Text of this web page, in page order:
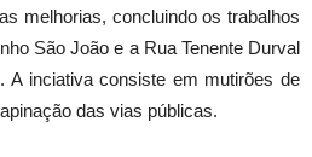
melhorias, concluindo os trabalhos
São João e a Rua Tenente Durval
A inciativa consiste em mutirões de
das vias públicas.